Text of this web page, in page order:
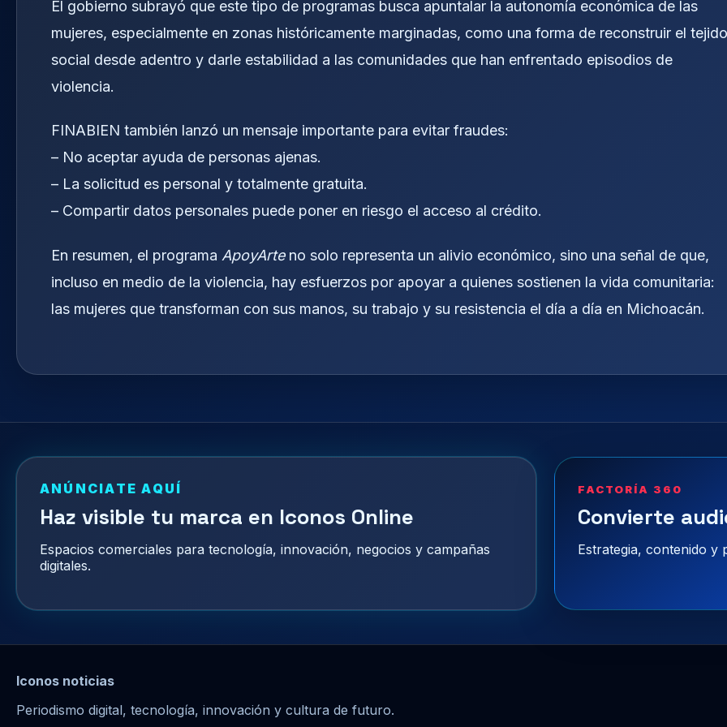
El gobierno subrayó que este tipo de programas busca apuntalar la autonomía económica de las
mujeres, especialmente en zonas históricamente marginadas, como una forma de reconstruir el tejido
social desde adentro y darle estabilidad a las comunidades que han enfrentado episodios de
violencia.
FINABIEN también lanzó un mensaje importante para evitar fraudes:
– No aceptar ayuda de personas ajenas.
– La solicitud es personal y totalmente gratuita.
– Compartir datos personales puede poner en riesgo el acceso al crédito.
En resumen, el programa ApoyArteno solo representa un alivio económico, sino una señal de que,
incluso en medio de la violencia, hay esfuerzos por apoyar a quienes sostienen la vida comunitaria:
las mujeres que transforman con sus manos, su trabajo y su resistencia el día a día en Michoacán.
ANÚNCIATE AQUÍ
Haz visible tu marca en Iconos Online
Espacios comerciales para tecnología, innovación, negocios y campañas
digitales.
FACTORÍA 360
Convierte
Estrategia, contenido y
Iconos noticias
Periodismo digital, tecnología, innovación y cultura de futuro.